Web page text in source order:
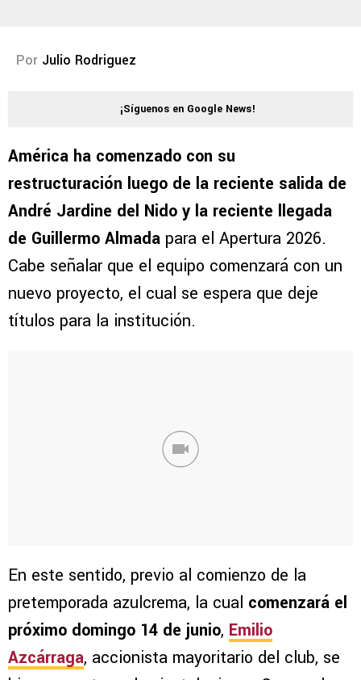
Por Julio Rodriguez
¡Síguenos en Google News!
América ha comenzado con su
restructuración luego de la reciente salida de
André Jardine del Nido y la reciente llegada
de Guillermo Almada para el Apertura 2026.
Cabe señalar que el equipo comenzará con un
nuevo proyecto, el cual se espera que deje
títulos para la institución.
En este sentido, previo al comienzo de la
pretemporada azulcrema, la cual comenzará el
próximo domingo 14 de junio, Emilio
Azcárraga, accionista mayoritario del club, se